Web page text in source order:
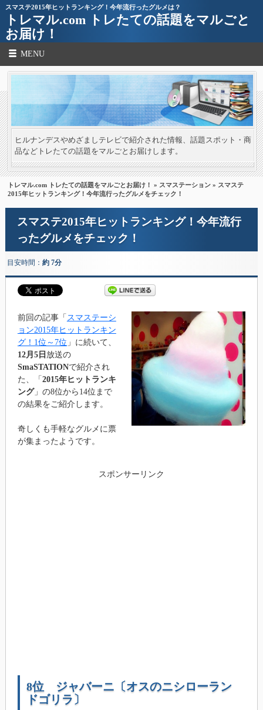
スマステ2015年ヒットランキング！今年流行ったグルメは？
トレマル.com トレたての話題をマルごと
お届け！
MENU
ヒルナンデスやめざましテレビで紹介された情報、話題スポット・商
品などトレたての話題をマルごとお届けします。
トレマル.com トレたての話題をマルごとお届け！ » スマステーション » スマステ
2015年ヒットランキング！今年流行ったグルメをチェック！
スマステ2015年ヒットランキング！今年流行
ったグルメをチェック！
目安時間： 約 7分
前回の記事「 スマステーシ
ョン2015年ヒットランキン
グ！1位～7位 」に続いて、
12月5日 放送の
SmaSTATIONで紹介され
た、「2015年ヒットランキ
ング」の8位から14位まで
の結果をご紹介します。
奇しくも手軽なグルメに票
が集まったようです。
スポンサーリンク
8位 ジャバーニ〔オスのニシローラン
ドゴリラ〕